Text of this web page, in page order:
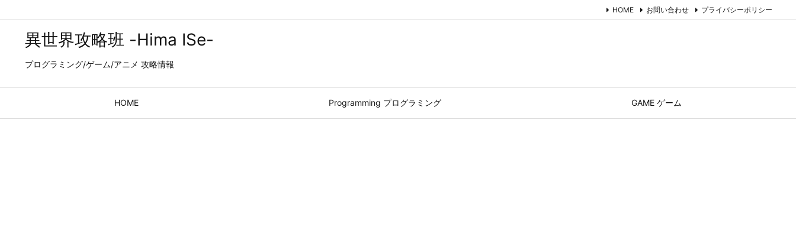
異世界攻略班 -Hima ISe-
プログラミング/ゲーム/アニメ 攻略情報
HOME Programming プログラミング GAME ゲーム
HOME お問い合わせ プライバシーポリシー